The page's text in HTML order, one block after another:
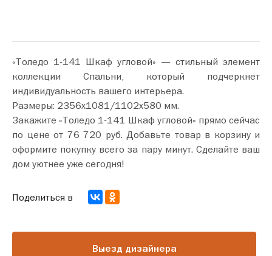
«Толедо 1-141 Шкаф угловой» — стильный элемент
коллекции Спальни, который подчеркнет
индивидуальность вашего интерьера.
Размеры: 2356х1081/1102х580 мм.
Закажите «Толедо 1-141 Шкаф угловой» прямо сейчас
по цене от 76 720 руб. Добавьте товар в корзину и
оформите покупку всего за пару минут. Сделайте ваш
дом уютнее уже сегодня!
Выезд дизайнера
Поделиться в